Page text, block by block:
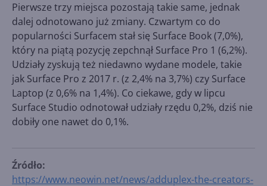
Pierwsze trzy miejsca pozostają takie same, jednak
dalej odnotowano już zmiany. Czwartym co do
popularności Surfacem stał się Surface Book (7,0%),
który na piątą pozycję zepchnął Surface Pro 1 (6,2%).
Udziały zyskują też niedawno wydane modele, takie
jak Surface Pro z 2017 r. (z 2,4% na 3,7%) czy Surface
Laptop (z 0,6% na 1,4%). Co ciekawe, gdy w lipcu
Surface Studio odnotował udziały rzędu 0,2%, dziś nie
dobiły one nawet do 0,1%.
Źródło:
https://www.neowin.net/news/adduplex-the-creators-